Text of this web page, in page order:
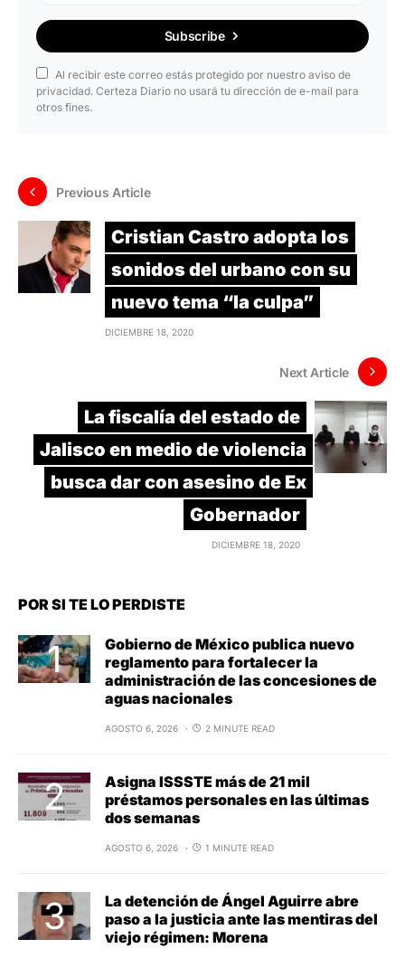
Subscribe
Al recibir este correo estás protegido por nuestro aviso de
privacidad. Certeza Diario no usará tu dirección de e-mail para
otros fines.
Previous Article
Cristian Castro adopta los
sonidos del urbano con su
nuevo tema “la culpa”
DICIEMBRE 18, 2020
Next Article
La fiscalía del estado de
Jalisco en medio de violencia
busca dar con asesino de Ex
Gobernador
DICIEMBRE 18, 2020
POR SI TE LO PERDISTE
Gobierno de México publica nuevo
reglamento para fortalecer la
administración de las concesiones de
aguas nacionales
AGOSTO 6, 2026 2 MINUTE READ
Asigna ISSSTE más de 21 mil
préstamos personales en las últimas
dos semanas
AGOSTO 6, 2026 1 MINUTE READ
La detención de Ángel Aguirre abre
paso a la justicia ante las mentiras del
viejo régimen: Morena